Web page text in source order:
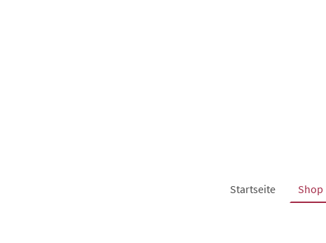
Startseite Shop